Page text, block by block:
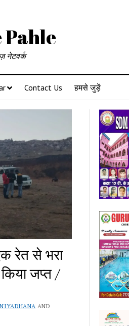
Pahle
नेटवर्क
Contact Us हमसे जुड़ें
रेत से भरा
जप्त /
AND